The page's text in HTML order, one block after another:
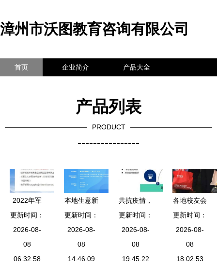
漳州市沃图教育咨询有限公司
首页 企业简介 产品大全
产品列表
PRODUCT
----------------
2022年军
队文职招考
服务指南
咨询电话、
电子邮箱与
更新时间：
2026-08-
08
06:32:58
本地生意新
可能 招商
加盟行业春
节放量指南
与招生辅助
更新时间：
2026-08-
08
14:46:09
共抗疫情，
免费领取移
动学习解决
方案——招
生辅助服务
更新时间：
2026-08-
08
19:45:22
各地校友会
招生宣传
我们是一所
有“售后服
务”的大学
更新时间：
2026-08-
08
18:02:53